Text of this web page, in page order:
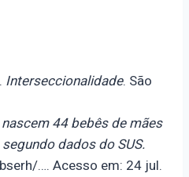
Interseccionalidade. São
44 bebês de mães
dados do SUS.
…. Acesso em: 24 jul.